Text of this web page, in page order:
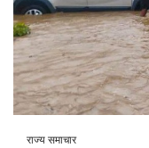
राज्य समाचार